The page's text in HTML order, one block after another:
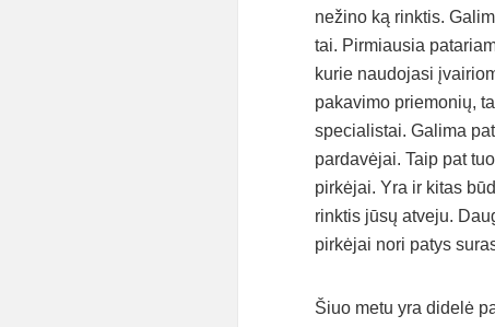
nežino ką rinktis.
tai. Pirmiausia
kurie naudojasi
pakavimo priemonių,
specialistai. Galima
pardavėjai. Taip pat
pirkėjai. Yra ir kitas
rinktis jūsų atveju.
pirkėjai nori patys
Šiuo metu yra didelė